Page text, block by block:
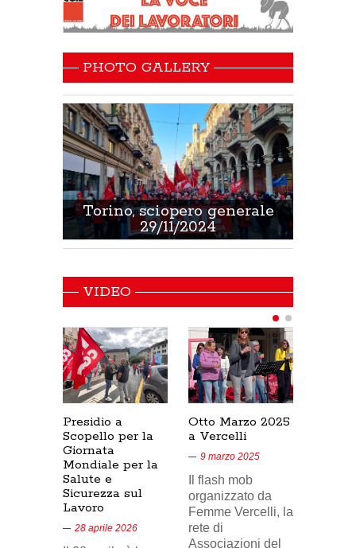
PHOTO GALLERY
Torino, sciopero generale
29/11/2024
VIDEO
Presidio a
Scopello per la
Giornata
Mondiale per la
Salute e
Sicurezza sul
Lavoro
28 aprile 2026
Otto Marzo 2025
a Vercelli
9 marzo 2025
Il flash mob
organizzato da
Femme Vercelli, la
rete di
Associazioni del